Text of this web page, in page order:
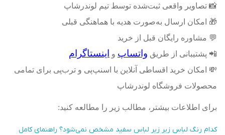
📸 تصاویر واقعی ثبت‌شده توسط تیم لوندرشاپ
🎁 امکان ارسال به‌صورت هدیه با هماهنگی قبلی
💬 مشاوره رایگان قبل از خرید
📲 پشتیبانی از طریق واتساپ و اینستاگرام
💸 امکان خرید اقساطی آنلاین با اسنپ‌پی و ترب‌پی برای تمامی
محصولات فروشگاه لوندرشاپ
برای اطلاعات بیشتر، مطالب زیر را مطالعه کنید:
کدام رنگ لباس زیر زیر لباس سفید مشخص نمی‌شود؟ راهنمای کامل